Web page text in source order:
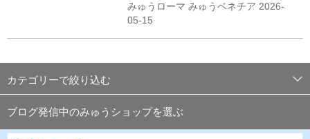
みゅうローマ みゅうベネチア 2026-
05-15
カテゴリーで絞り込む
ブログ発信中のみゅうショップを選ぶ